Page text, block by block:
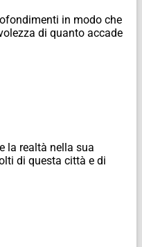
in modo che
di quanto accade
la realtà nella sua
di questa città e di